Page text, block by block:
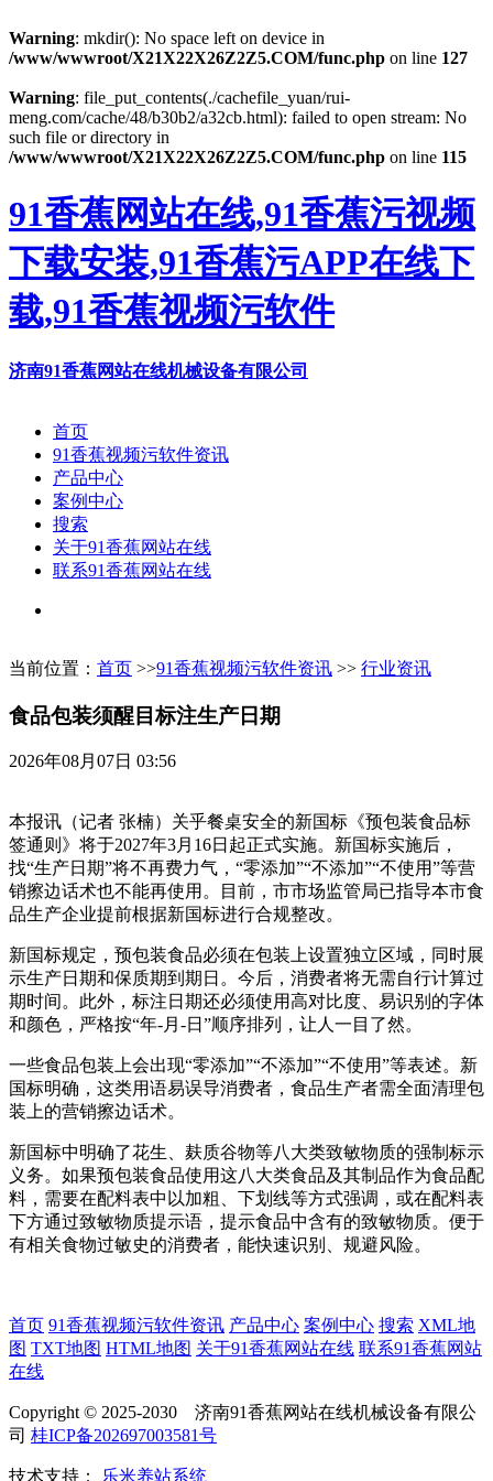
Warning: mkdir(): No space left on device in
/www/wwwroot/X21X22X26Z2Z5.COM/func.php on line 127
Warning: file_put_contents(./cachefile_yuan/rui-
meng.com/cache/48/b30b2/a32cb.html): failed to open stream: No
such file or directory in
/www/wwwroot/X21X22X26Z2Z5.COM/func.php on line 115
91香蕉网站在线,91香蕉污视频
下载安装,91香蕉污APP在线下
载,91香蕉视频污软件
济南91香蕉网站在线机械设备有限公司
首页
91香蕉视频污软件资讯
产品中心
案例中心
搜索
关于91香蕉网站在线
联系91香蕉网站在线
当前位置： 首页 >>91香蕉视频污软件资讯 >> 行业资讯
食品包装须醒目标注生产日期
2026年08月07日 03:56
本报讯（记者 张楠）关乎餐桌安全的新国标《预包装食品标
签通则》将于2027年3月16日起正式实施。新国标实施后，
找“生产日期”将不再费力气，“零添加”“不添加”“不使用”等营
销擦边话术也不能再使用。目前，市市场监管局已指导本市食
品生产企业提前根据新国标进行合规整改。
新国标规定，预包装食品必须在包装上设置独立区域，同时展
示生产日期和保质期到期日。今后，消费者将无需自行计算过
期时间。此外，标注日期还必须使用高对比度、易识别的字体
和颜色，严格按“年-月-日”顺序排列，让人一目了然。
一些食品包装上会出现“零添加”“不添加”“不使用”等表述。新
国标明确，这类用语易误导消费者，食品生产者需全面清理包
装上的营销擦边话术。
新国标中明确了花生、麸质谷物等八大类致敏物质的强制标示
义务。如果预包装食品使用这八大类食品及其制品作为食品配
料，需要在配料表中以加粗、下划线等方式强调，或在配料表
下方通过致敏物质提示语，提示食品中含有的致敏物质。便于
有相关食物过敏史的消费者，能快速识别、规避风险。
首页 91香蕉视频污软件资讯 产品中心 案例中心 搜索 XML地
图 TXT地图 HTML地图 关于91香蕉网站在线 联系91香蕉网站
在线
Copyright © 2025-2030 济南91香蕉网站在线机械设备有限公
司 桂ICP备202697003581号
技术支持： 乐米养站系统